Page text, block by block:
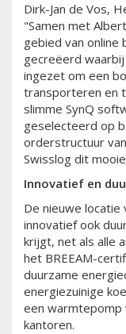
Dirk-Jan de Vos,
"Samen met
gebied van online
gecreëerd
ingezet om een
transporteren en
slimme SynQ
geselecteerd op
orderstructuur
Swisslog dit
Innovatief en
De nieuwe locatie
innovatief ook
krijgt, net als alle
het BREEAM-
duurzame
energiezuinige
een warmtepomp
kantoren.